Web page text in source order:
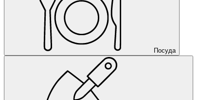
Посуда